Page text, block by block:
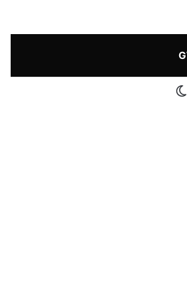
الوضع المظلم